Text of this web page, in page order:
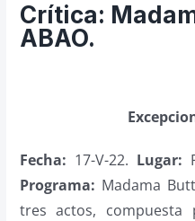
Cosas de Beckmesser
Crítica:
ABAO.
Fecha: 17-V-22. Lugar:
Programa: Madama
tres actos, compuesta